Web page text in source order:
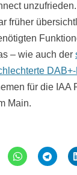
früher
– wie auch der
für die IAA
Main.